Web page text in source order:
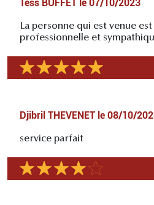
Tess BUFFET le 07/10/2023
La personne qui est venue
professionnelle et
Djibril THEVENET le 08/10/
service parfait